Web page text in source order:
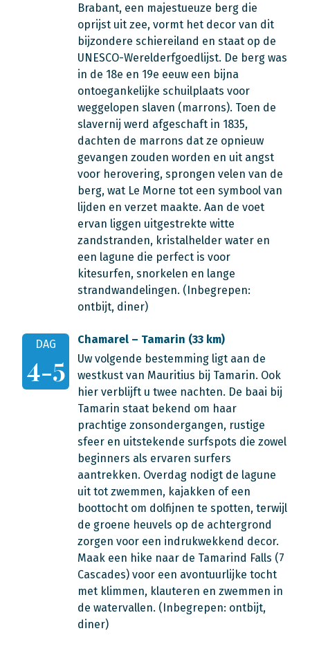
Brabant, een majestueuze berg die
oprijst uit zee, vormt het decor van dit
bijzondere schiereiland en staat op de
UNESCO-Werelderfgoedlijst. De berg was
in de 18e en 19e eeuw een bijna
ontoegankelijke schuilplaats voor
weggelopen slaven (marrons). Toen de
slavernij werd afgeschaft in 1835,
dachten de marrons dat ze opnieuw
gevangen zouden worden en uit angst
voor herovering, sprongen velen van de
berg, wat Le Morne tot een symbool van
lijden en verzet maakte. Aan de voet
ervan liggen uitgestrekte witte
zandstranden, kristalhelder water en
een lagune die perfect is voor
kitesurfen, snorkelen en lange
strandwandelingen. (Inbegrepen:
ontbijt, diner)
DAG
4-5
Chamarel – Tamarin (33 km)
Uw volgende bestemming ligt aan de
westkust van Mauritius bij Tamarin. Ook
hier verblijft u twee nachten. De baai bij
Tamarin staat bekend om haar
prachtige zonsondergangen, rustige
sfeer en uitstekende surfspots die zowel
beginners als ervaren surfers
aantrekken. Overdag nodigt de lagune
uit tot zwemmen, kajakken of een
boottocht om dolfijnen te spotten, terwijl
de groene heuvels op de achtergrond
zorgen voor een indrukwekkend decor.
Maak een hike naar de Tamarind Falls (7
Cascades) voor een avontuurlijke tocht
met klimmen, klauteren en zwemmen in
de watervallen. (Inbegrepen: ontbijt,
diner)